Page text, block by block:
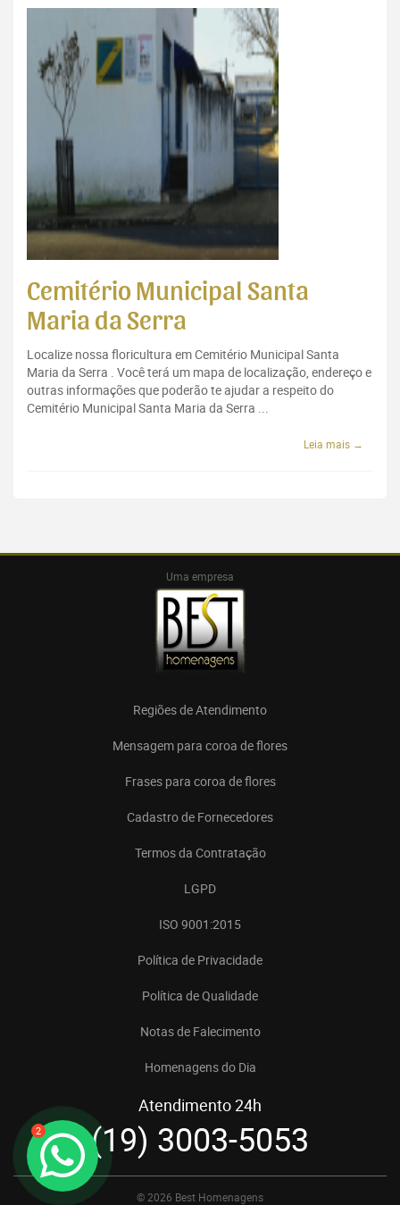
2
Cemitério Municipal Santa
Maria da Serra
Localize nossa floricultura em Cemitério Municipal Santa
Maria da Serra . Você terá um mapa de localização, endereço e
outras informações que poderão te ajudar a respeito do
Cemitério Municipal Santa Maria da Serra ...
Leia mais →
Uma empresa
Regiões de Atendimento
Mensagem para coroa de flores
Frases para coroa de flores
Cadastro de Fornecedores
Termos da Contratação
LGPD
ISO 9001:2015
Política de Privacidade
Política de Qualidade
Notas de Falecimento
Homenagens do Dia
Atendimento 24h
(19) 3003-5053
© 2026 Best Homenagens